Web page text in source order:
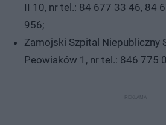
II 10, nr tel.: 84 677 33 46, 84
956;
Zamojski Szpital Niepubliczny
Peowiaków 1, nr tel.: 846 775